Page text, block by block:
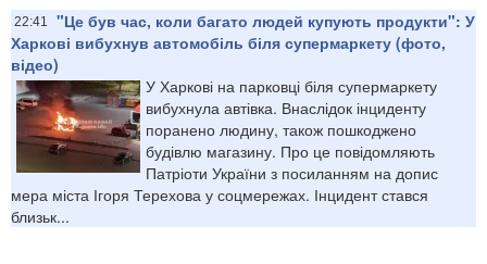
22:41
"Це був час, коли багато людей купують продукти": У
Харкові вибухнув автомобіль біля супермаркету (фото,
відео)
У Харкові на парковці біля супермаркету
вибухнула автівка. Внаслідок інциденту
поранено людину, також пошкоджено
будівлю магазину. Про це повідомляють
Патріоти України з посиланням на допис
мера міста Ігоря Терехова у соцмережах. Інцидент стався
близьк...